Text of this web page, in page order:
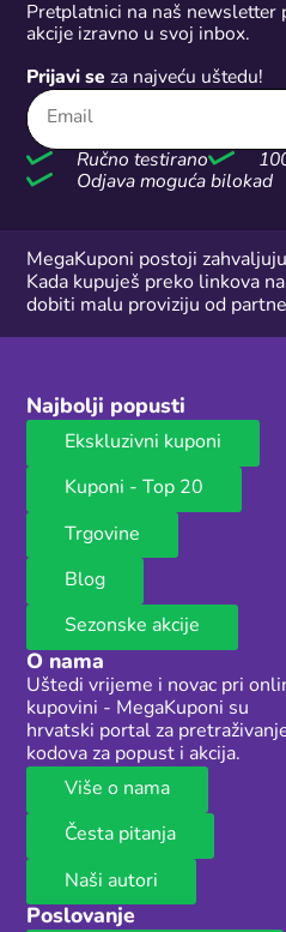
Pretplatnici na naš newsletter
akcije izravno u svoj inbox.
Prijavi se za najveću uštedu!
Ručno testirano
Odjava moguća bilokad
MegaKuponi postoji
Kada kupuješ preko linkova
dobiti malu proviziju od
Najbolji popusti
Ekskluzivni kuponi
Kuponi - Top 20
Trgovine
Blog
Sezonske akcije
O nama
Uštedi vrijeme i novac pri
kupovini - MegaKuponi su
hrvatski portal za
kodova za popust i akcija.
Više o nama
Česta pitanja
Naši autori
Poslovanje